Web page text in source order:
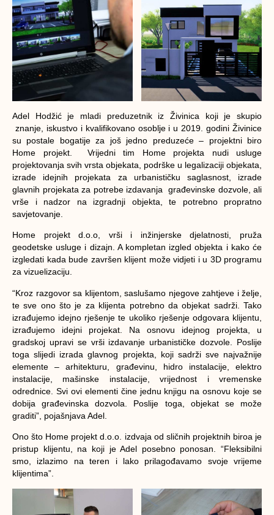
Adel Hodžić je mladi preduzetnik iz Živinica koji je skupio
znanje, iskustvo i kvalifikovano osoblje i u 2019. godini Živinice
su postale bogatije za još jedno preduzeće – projektni biro
Home projekt. Vrijedni tim Home projekta nudi usluge
projektovanja svih vrsta objekata, podrške u legalizaciji objekata,
izrade idejnih projekata za urbanističku saglasnost, izrade
glavnih projekata za potrebe izdavanja građevinske dozvole, ali
vrše i nadzor na izgradnji objekta, te potrebno propratno
savjetovanje.
Home projekt d.o.o, vrši i inžinjerske djelatnosti, pruža
geodetske usluge i dizajn. A kompletan izgled objekta i kako će
izgledati kada bude završen klijent može vidjeti i u 3D programu
za vizuelizaciju.
“Kroz razgovor sa klijentom, saslušamo njegove zahtjeve i želje,
te sve ono što je za klijenta potrebno da objekat sadrži. Tako
izrađujemo idejno rješenje te ukoliko rješenje odgovara klijentu,
izrađujemo idejni projekat. Na osnovu idejnog projekta, u
gradskoj upravi se vrši izdavanje urbanističke dozvole. Poslije
toga slijedi izrada glavnog projekta, koji sadrži sve najvažnije
elemente – arhitekturu, građevinu, hidro instalacije, elektro
instalacije, mašinske instalacije, vrijednost i vremenske
odrednice. Svi ovi elementi čine jednu knjigu na osnovu koje se
dobija građevinska dozvola. Poslije toga, objekat se može
graditi”, pojašnjava Adel.
Ono što Home projekt d.o.o. izdvaja od sličnih projektnih biroa je
pristup klijentu, na koji je Adel posebno ponosan. “Fleksibilni
smo, izlazimo na teren i lako prilagođavamo svoje vrijeme
klijentima”.